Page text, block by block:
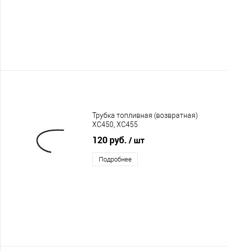
Трубка топливная (возвратная)
XC450, XC455
120 руб. / шт
Подробнее